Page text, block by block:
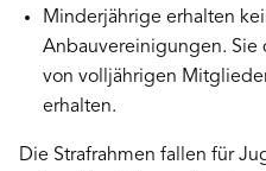
Minderjährige erhalten
Anbauvereinigungen. Sie
von volljährigen
erhalten.
Die Strafrahmen fallen für